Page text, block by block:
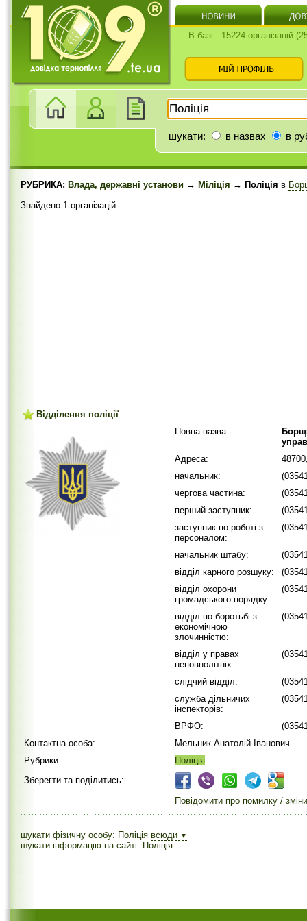
В базі - 15224 організацій
шукати: в назвах в
РУБРИКА: Влада, державні установи → Міліція → Поліція в
Знайдено 1 організацій:
Відділення поліції
Повна назва:
Адреса:
начальник:
чергова частина:
перший заступник:
заступник по роботі з
персоналом:
начальник штабу:
відділ карного розшуку:
відділ охорони
громадського порядку:
відділ по боротьбі з
економічною
злочинністю:
відділ у правах
неповнолітніх:
слідчий відділ:
служба дільничих
інспекторів:
ВРФО:
Контактна особа:
Мельник Анатолій Іванович
Рубрики:
Поліція
Зберегти та поділитись:
Повідомити про помилку / зміни
шукати фізичну особу: Поліція всюди ▼
шукати інформацію на сайті: Поліція